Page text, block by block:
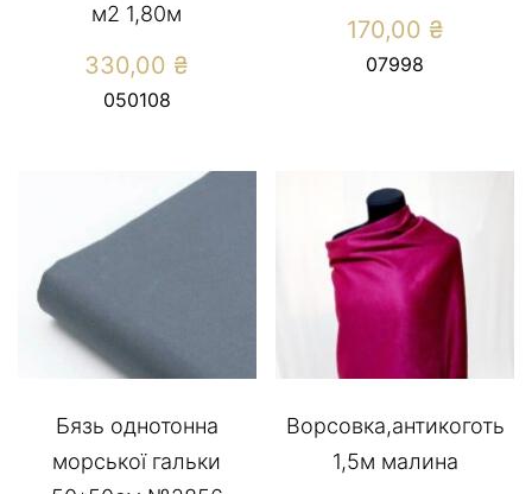
м2 1,80м
330,00 ₴
050108
170,00 ₴
07998
Бязь однотонна
морської гальки
Ворсовка,антикоготь
1,5м малина